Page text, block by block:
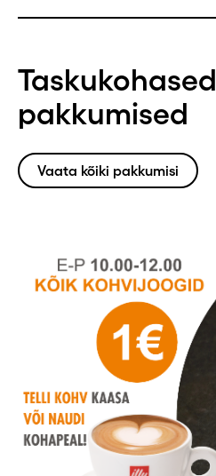
Taskukohased
pakkumised
Vaata kõiki pakkumisi